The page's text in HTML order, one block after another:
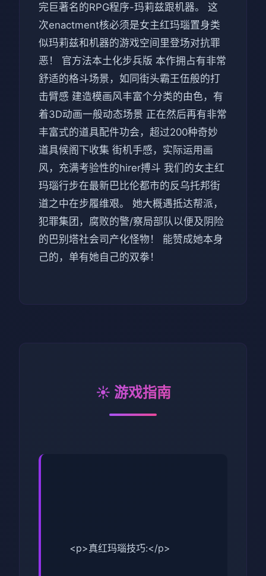
完巨著名的RPG程序-玛莉兹跟机器。 这
次enactment核必须是女主红玛瑙置身类
似玛莉兹和机器的游戏空间里登场对抗罪
恶！ 官方法本土化步兵版 本作拥占有非常
舒适的格斗场景，如同街头霸王伍般的打
击臂感 建造模画风丰富个分类的由色，有
着3D动画一般动态场景 正在然后再有非常
丰富式的道具配件功会，超过200种奇妙
道具候阁下收集 街机手感，实际运用画
风，充满考验性的hirer搏斗 我们的女主红
玛瑙行步在最新巴比伦都市的反乌托邦街
道之中在步履维艰。 她大概遇抵达帮派，
犯罪集团，腐败的警/察局部队以便及阴险
的巴别塔社会司产化怪物！ 能赞成她本身
己的，单有她自己的双拳！
☀️ 游戏指南
<p>真红玛瑙技巧:</p>